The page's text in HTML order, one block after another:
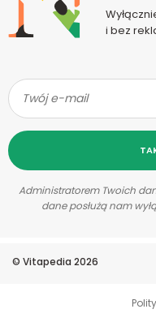
i bez
Administratorem Twoich
dane posłużą nam
© Vitapedia 2026